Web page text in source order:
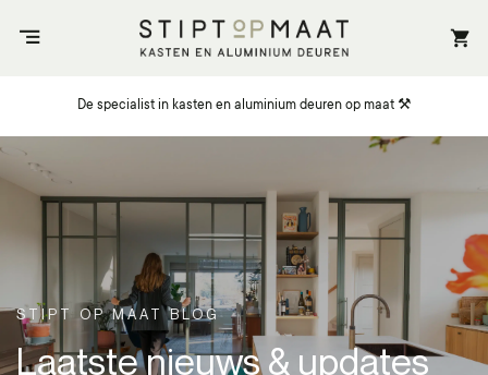
naar
De specialist in kasten en aluminium deuren op maat ⚒️
STIPT OP MAAT BLOG
Laatste nieuws & updates